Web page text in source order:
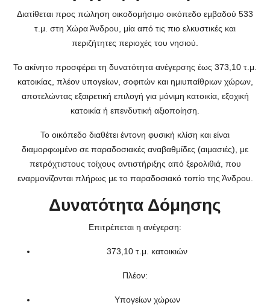
Διατίθεται προς πώληση οικοδομήσιμο οικόπεδο εμβαδού 533
τ.μ. στη Χώρα Άνδρου, μία από τις πιο ελκυστικές και
περιζήτητες περιοχές του νησιού.
Το ακίνητο προσφέρει τη δυνατότητα ανέγερσης έως 373,10 τ.μ.
κατοικίας, πλέον υπογείων, σοφιτών και ημιυπαίθριων χώρων,
αποτελώντας εξαιρετική επιλογή για μόνιμη κατοικία, εξοχική
κατοικία ή επενδυτική αξιοποίηση.
Το οικόπεδο διαθέτει έντονη φυσική κλίση και είναι
διαμορφωμένο σε παραδοσιακές αναβαθμίδες (αιμασιές), με
πετρόχτιστους τοίχους αντιστήριξης από ξερολιθιά, που
εναρμονίζονται πλήρως με το παραδοσιακό τοπίο της Άνδρου.
Δυνατότητα Δόμησης
Επιτρέπεται η ανέγερση:
373,10 τ.μ. κατοικιών
Πλέον:
Υπογείων χώρων